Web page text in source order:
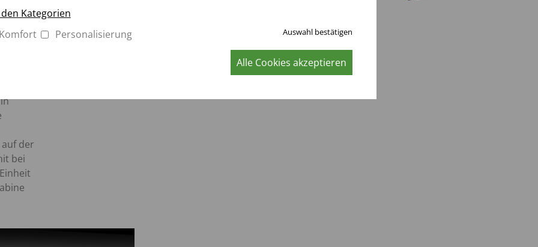
Kategorien
Komfort Personalisierung Auswahl bestätigen
Alle Cookies akzeptieren
der
bei